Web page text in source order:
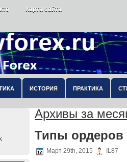
Карта сайта
ИСТОРИЯ ПРАКТИКА
Архивы за
Типы ордеров
Март 29th, 2015 IL87